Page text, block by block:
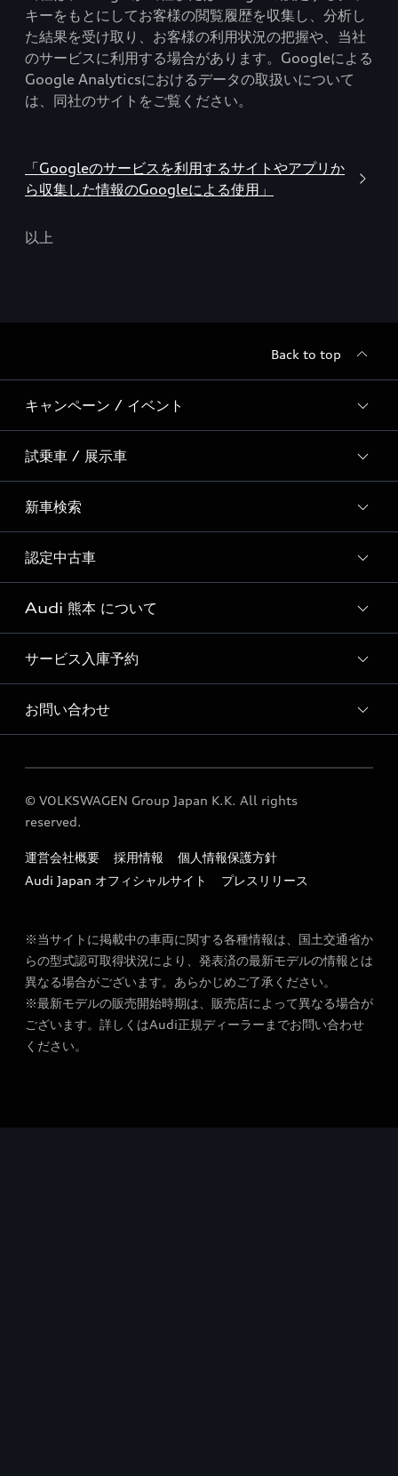
キーをもとにしてお客様の閲覧履歴を収集し、分析し
た結果を受け取り、お客様の利用状況の把握や、当社
のサービスに利用する場合があります。Googleによる
Google Analyticsにおけるデータの取扱いについて
は、同社のサイトをご覧ください。
「Googleのサービスを利用するサイトやアプリか
ら収集した情報のGoogleによる使用」
以上
Back to top
キャンペーン / イベント
全国統一イベント
ディーラー独自イベント
試乗車 / 展示車
試乗予約
試乗車・展示車一覧
新車検索
新車検索
認定中古車
Audi認定中古車検索
Audi 熊本 について
Audi 熊本 店舗情報
Audi 熊本 認定中古車コーナー
Audi 熊本 運営会社概要
定期点検 / 車検 料金表
サービス入庫予約
Audi 熊本 サービス入庫予約
お問い合わせ
各種お問い合わせ
© VOLKSWAGEN Group Japan K.K. All rights
reserved.
運営会社概要 採用情報
個人情報保護方針
Audi Japan オフィシャルサイト
プレスリリース
※当サイトに掲載中の車両に関する各種情報は、国土交通省か
らの型式認可取得状況により、発表済の最新モデルの情報とは
異なる場合がございます。あらかじめご了承ください。
※最新モデルの販売開始時期は、販売店によって異なる場合が
ございます。詳しくはAudi正規ディーラーまでお問い合わせ
ください。